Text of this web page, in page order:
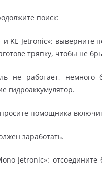
поиск:
KE-Jetronic»: выверните
тряпку, чтобы не
не работает, немного
гидроаккумулятор.
помощника
заработать.
Jetronic»: